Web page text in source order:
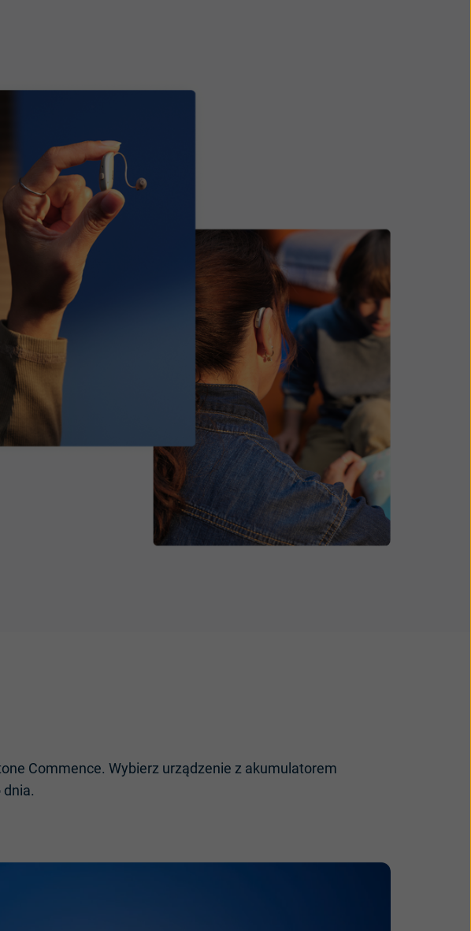
Commence. Wybierz urządzenie z akumulatorem
dnia.